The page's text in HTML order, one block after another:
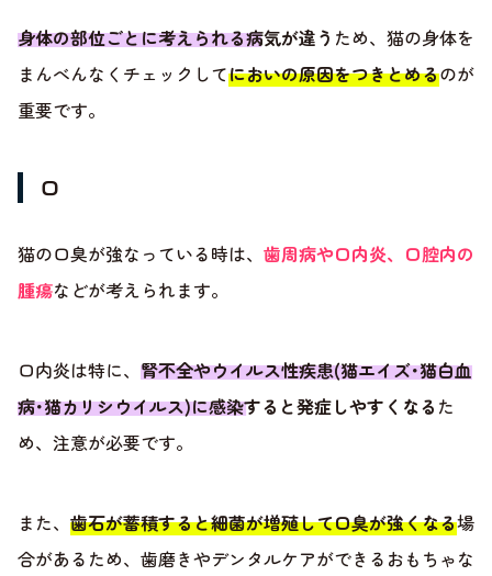
身体の部位ごとに考えられる病気が違う ため、猫の身体を
まんべんなくチェックしてにおいの原因をつきとめるのが
重要です。
口
猫の口臭が強なっている時は、 歯周病や口内炎、口腔内の
腫瘍などが考えられます。
口内炎は特に、 腎不全やウイルス性疾患(猫エイズ･猫白血
病･猫カリシウイルス)に感染すると発症しやすくなる た
め、注意が必要です。
また、 歯石が蓄積すると細菌が増殖して口臭が強くなる場
合があるため、歯磨きやデンタルケアができるおもちゃな